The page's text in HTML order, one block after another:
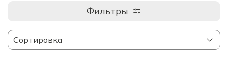
Фильтры